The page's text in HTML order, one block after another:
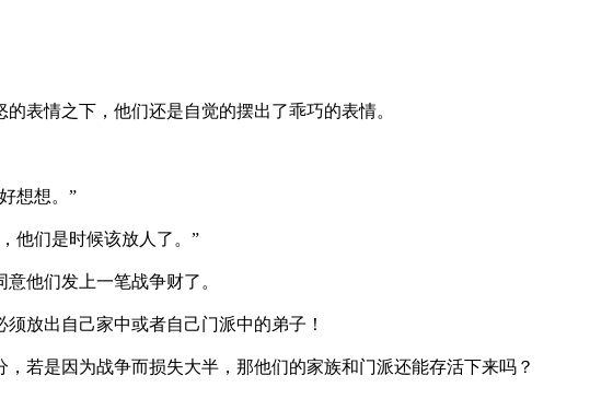
表情之下，他们还是自觉的摆出了乖巧的表情。
想想。”
他们是时候该放人了。”
他们发上一笔战争财了。
放出自己家中或者自己门派中的弟子！
若是因为战争而损失大半，那他们的家族和门派还能存活下来吗？